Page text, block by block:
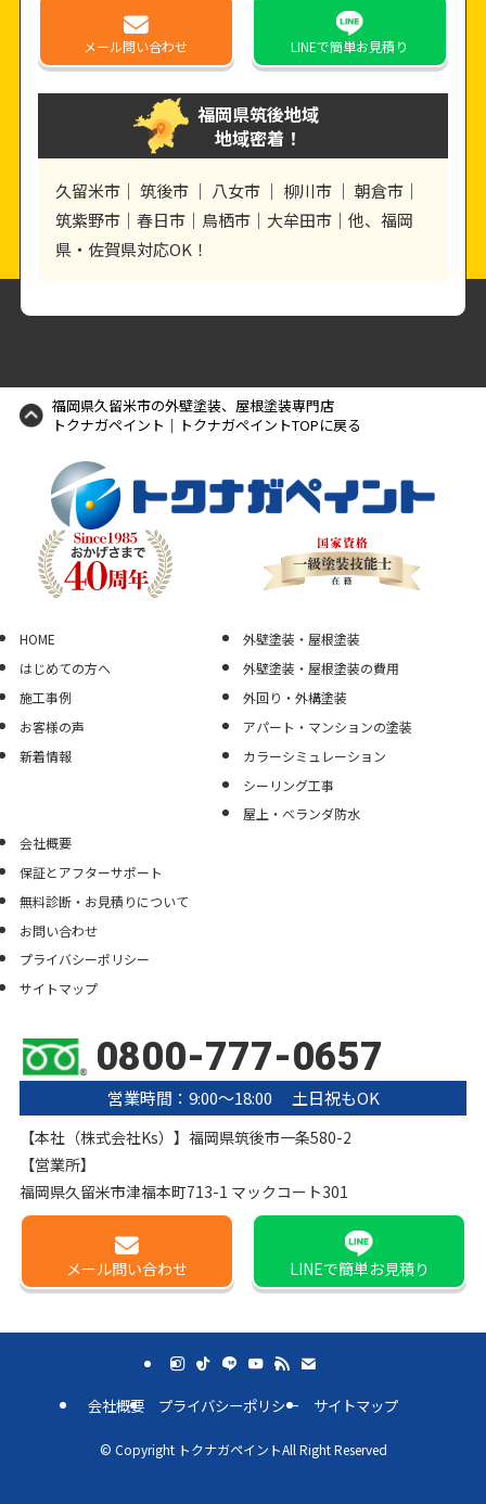
メール問い合わせ LINEで簡単お見積り
福岡県筑後地域
地域密着！
久留米市｜ 筑後市 ｜ 八女市 ｜ 柳川市 ｜ 朝倉市｜
筑紫野市｜春日市｜鳥栖市｜大牟田市｜他、福岡
県・佐賀県対応OK！
福岡県久留米市の外壁塗装、屋根塗装専門店
トクナガペイント｜トクナガペイントTOPに戻る
0800-777-0657
営業時間：9:00〜18:00 土日祝もOK
【本社（株式会社Ks）】福岡県筑後市一条580-2
【営業所】
福岡県久留米市津福本町713-1 マックコート301
メール問い合わせ LINEで簡単お見積り
HOME
はじめての方へ
施工事例
お客様の声
新着情報
外壁塗装・屋根塗装
外壁塗装・屋根塗装の費用
外回り・外構塗装
アパート・マンションの塗装
カラーシミュレーション
シーリング工事
屋上・ベランダ防水
会社概要
保証とアフターサポート
無料診断・お見積りについて
お問い合わせ
プライバシーポリシー
サイトマップ
会社概要 プライバシーポリシー サイトマップ
© Copyright トクナガペイントAll Right Reserved